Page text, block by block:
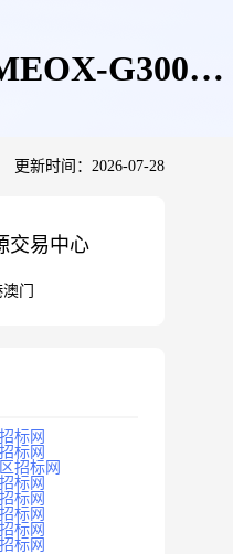
G3003)
更新时间：2026-07-28
交易中心
澳门
标网
标网
招标网
标网
标网
标网
标网
标网